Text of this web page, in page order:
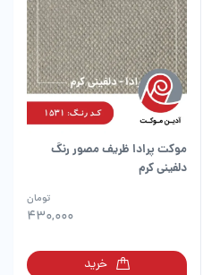
موکت پرادا ظریف مصور رنگ
دلفینی کرم
430,000
تومان
خرید